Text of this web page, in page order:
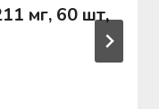
мг, 60 шт,